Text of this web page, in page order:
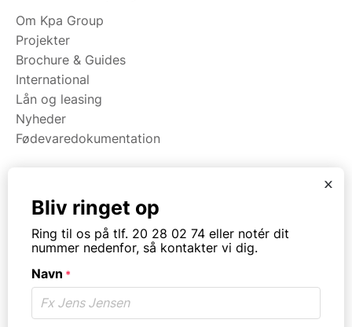
Om Kpa Group
Projekter
Brochure & Guides
International
Lån og leasing
Nyheder
Fødevaredokumentation
Maskiner
Koge/varme/stege
Bageri
Opvask
Opbevaring
Virksomhedstype
x
Bliv ringet op
Ring til os på tlf. 20 28 02 74 eller notér dit
nummer nedenfor, så kontakter vi dig.
Navn *